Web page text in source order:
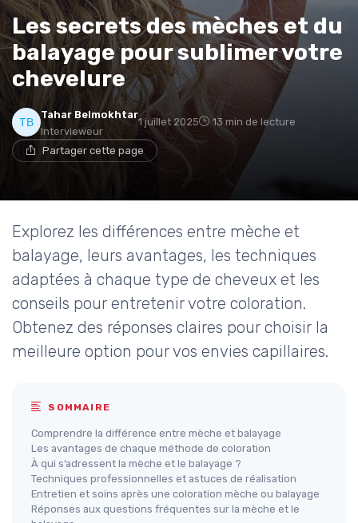
Les secrets des mèches et du
balayage pour sublimer votre
chevelure
Tahar Belmokhtar
Intervieweur
1 juillet 2025 13 min de lecture
Partager cette page
Explorez les différences entre mèche et
balayage, leurs avantages, les techniques
adaptées à chaque type de cheveux et les
conseils pour entretenir votre coloration.
Obtenez des réponses claires pour choisir la
meilleure option pour vos envies capillaires.
SOMMAIRE
Comprendre la différence entre mèche et balayage
Les avantages de chaque méthode de coloration
À qui s’adressent la mèche et le balayage ?
Techniques professionnelles et astuces de réalisation
Entretien et soins après une coloration mèche ou balayage
Réponses aux questions fréquentes sur la mèche et le